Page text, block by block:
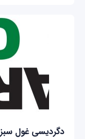
دگردیسی غول سبز